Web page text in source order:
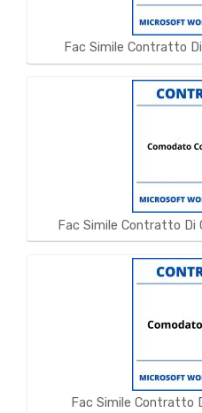
Fac Simile Contratto
Fac Simile Contratto Di
Fac Simile Contratto